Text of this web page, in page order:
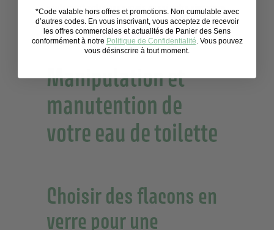
seulement votre peau mais aussi votresignature
olfactive.
Manipulation et
manutention de
votre eau de toilette
Choisir des flacons en
verre pour une
*Code valable hors offres et promotions. Non cumulable avec
d’autres codes. En vous inscrivant, vous acceptez de recevoir
les offres commerciales et actualités de Panier des Sens
conformément à notre Politique de Confidentialité . Vous pouvez
vous désinscrire à tout moment.